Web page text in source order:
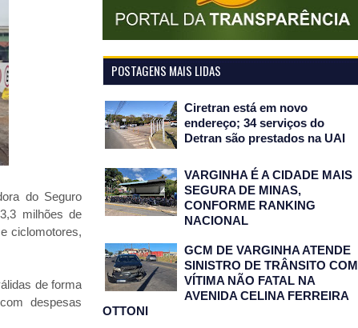
do Seguro
milhões de
ciclomotores,
de forma
despesas
POSTAGENS MAIS LIDAS
Ciretran está em novo
endereço; 34 serviços do
Detran são prestados na UAI
VARGINHA É A CIDADE MAIS
SEGURA DE MINAS,
CONFORME RANKING
NACIONAL
GCM DE VARGINHA ATENDE
SINISTRO DE TRÂNSITO COM
VÍTIMA NÃO FATAL NA
AVENIDA CELINA FERREIRA
OTTONI